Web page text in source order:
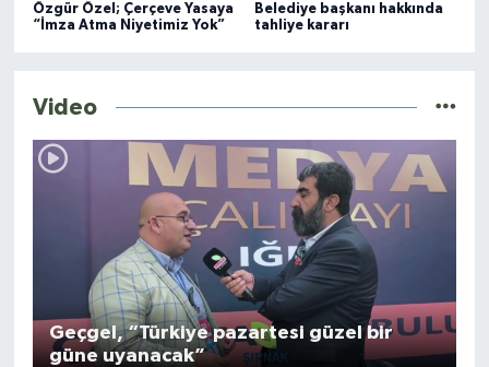
Özgür Özel; Çerçeve Yasaya
“İmza Atma Niyetimiz Yok”
Belediye başkanı hakkında
tahliye kararı
Video
Geçgel, “Türkiye pazartesi güzel bir
güne uyanacak”